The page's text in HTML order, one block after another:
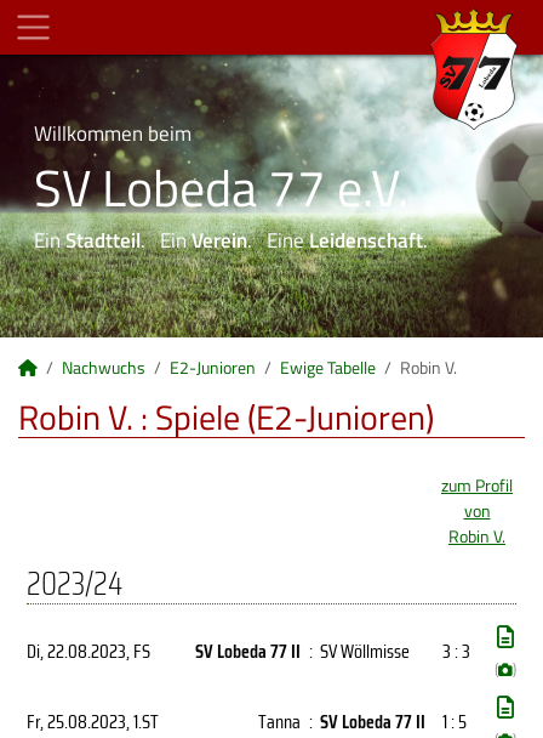
Willkommen beim
SV Lobeda 77 e.V.
EinStadtteil. EinVerein. EineLeidenschaft.
Nachwuchs E2-Junioren Ewige Tabelle Robin V.
Robin V. : Spiele (E2-Junioren)
zum Profil
von
Robin V.
2023/24
Di, 22.08.2023, FS SV Lobeda 77 II : SV Wöllmisse 3 : 3
( )
Fr, 25.08.2023, 1.ST Tanna : SV Lobeda 77 II 1 : 5